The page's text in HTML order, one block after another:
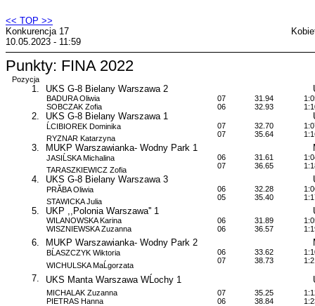
<< TOP >>
Konkurencja 17
10.05.2023 - 11:59
Punkty: FINA 2022
Pozycja
1. UKS G-8 Bielany Warszawa 2
BADURA Oliwia
SOBCZAK Zofia
07
06
31.94
32.93
2. UKS G-8 Bielany Warszawa 1
ĹCIBIOREK Dominika
RYZNAR Katarzyna
07
07
32.70
35.64
3. MUKP Warszawianka- Wodny Park 1
JASIĹSKA Michalina
TARASZKIEWICZ Zofia
06
07
31.61
36.65
4. UKS G-8 Bielany Warszawa 3
PRĂBA Oliwia
STAWICKA Julia
06
05
32.28
35.40
5. UKP ,,Polonia Warszawa'' 1
WILANOWSKA Karina
WISZNIEWSKA Zuzanna
06
06
31.89
36.57
6. MUKP Warszawianka- Wodny Park 2
BĹASZCZYK Wiktoria
WICHULSKA MaĹgorzata
06
07
33.62
38.73
7. UKS Manta Warszawa WĹochy 1
MICHALAK Zuzanna
PIETRAS Hanna
07
06
35.25
38.84